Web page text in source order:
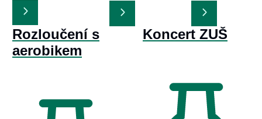
Rozloučení s
aerobikem
Koncert ZUŠ